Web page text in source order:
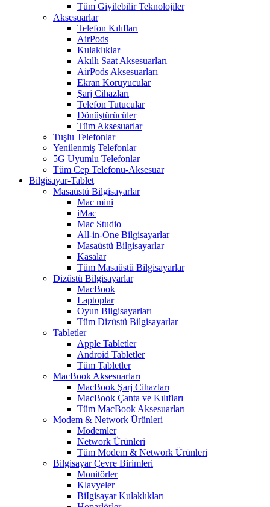
Tüm Giyilebilir Teknolojiler
Aksesuarlar
Telefon Kılıfları
AirPods
Kulaklıklar
Akıllı Saat Aksesuarları
AirPods Aksesuarları
Ekran Koruyucular
Şarj Cihazları
Telefon Tutucular
Dönüştürücüler
Tüm Aksesuarlar
Tuşlu Telefonlar
Yenilenmiş Telefonlar
5G Uyumlu Telefonlar
Tüm Cep Telefonu-Aksesuar
Bilgisayar-Tablet
Masaüstü Bilgisayarlar
Mac mini
iMac
Mac Studio
All-in-One Bilgisayarlar
Masaüstü Bilgisayarlar
Kasalar
Tüm Masaüstü Bilgisayarlar
Dizüstü Bilgisayarlar
MacBook
Laptoplar
Oyun Bilgisayarları
Tüm Dizüstü Bilgisayarlar
Tabletler
Apple Tabletler
Android Tabletler
Tüm Tabletler
MacBook Aksesuarları
MacBook Şarj Cihazları
MacBook Çanta ve Kılıfları
Tüm MacBook Aksesuarları
Modem & Network Ürünleri
Modemler
Network Ürünleri
Tüm Modem & Network Ürünleri
Bilgisayar Çevre Birimleri
Monitörler
Klavyeler
BiIgisayar Kulaklıkları